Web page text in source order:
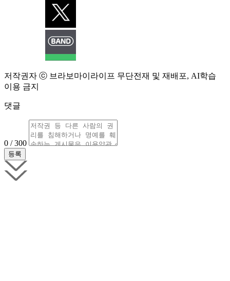
저작권자 ⓒ 브라보마이라이프 무단전재 및 재배포, AI학습
이용 금지
댓글
0 / 300